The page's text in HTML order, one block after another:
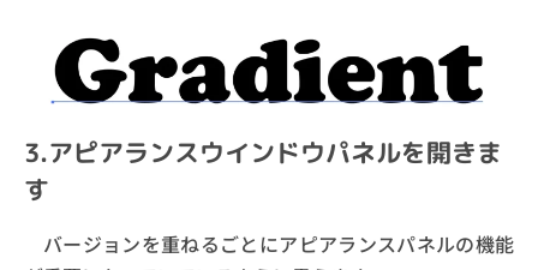
3.アピアランスウインドウパネルを開きま
す
バージョンを重ねるごとにアピアランスパネルの機能